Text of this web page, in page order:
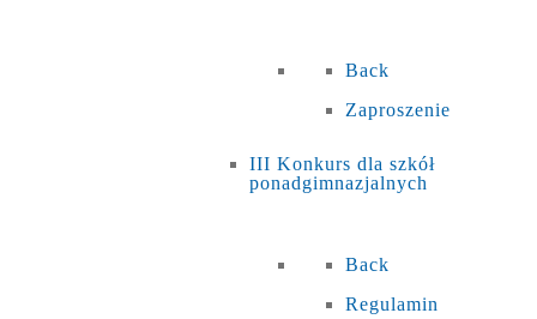
Back
Zaproszenie
III Konkurs dla szkół
ponadgimnazjalnych
Back
Regulamin